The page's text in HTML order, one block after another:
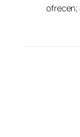
ofrecen;